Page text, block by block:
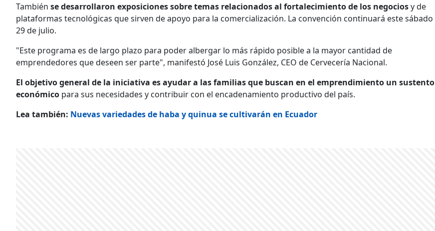
También se desarrollaron exposiciones sobre temas relacionados al fortalecimiento de los negociosy de
plataformas tecnológicas que sirven de apoyo para la comercialización. La convención continuará este sábado
29 de julio.
"Este programa es de largo plazo para poder albergar lo más rápido posible a la mayor cantidad de
emprendedores que deseen ser parte", manifestó José Luis González, CEO de Cervecería Nacional.
El objetivo general de la iniciativa es ayudar a las familias que buscan en el emprendimiento un sustento
económico para sus necesidades y contribuir con el encadenamiento productivo del país.
Lea también: Nuevas variedades de haba y quinua se cultivarán en Ecuador